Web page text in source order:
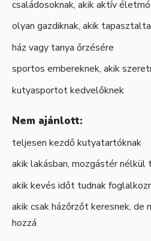
családosoknak, akik aktív
olyan gazdiknak, akik
ház vagy tanya őrzésére
sportos embereknek, akik
kutyasportot kedvelőknek
Nem ajánlott:
teljesen kezdő kutyatartóknak
akik lakásban, mozgástér nélkül
akik kevés időt tudnak
akik csak házőrzőt keresnek, de
hozzá